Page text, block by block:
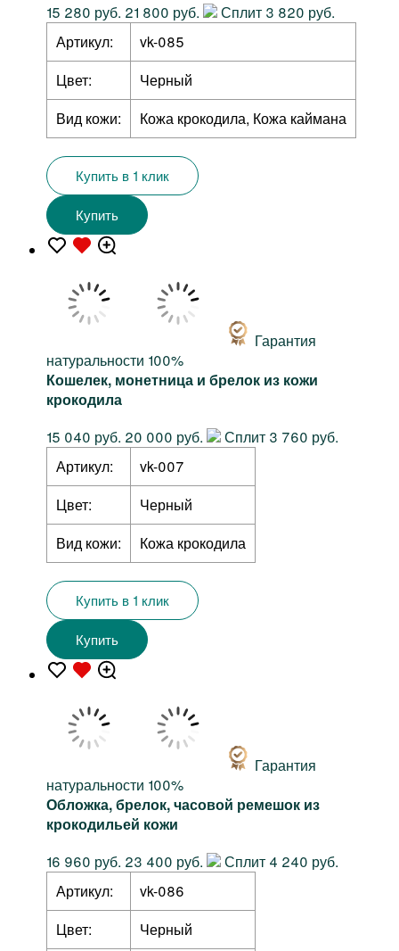
15 280 руб. 21 800 руб.
Сплит 3 820 руб.
Артикул:
vk-085
Цвет:
Черный
Вид кожи:
Кожа крокодила, Кожа каймана
Купить в 1 клик
Купить
Гарантия
натуральности 100%
Кошелек, монетница и брелок из кожи
крокодила
15 040 руб. 20 000 руб.
Сплит 3 760 руб.
Артикул:
vk-007
Цвет:
Черный
Вид кожи:
Кожа крокодила
Купить в 1 клик
Купить
Гарантия
натуральности 100%
Обложка, брелок, часовой ремешок из
крокодильей кожи
16 960 руб. 23 400 руб.
Сплит 4 240 руб.
Артикул:
vk-086
Цвет:
Черный